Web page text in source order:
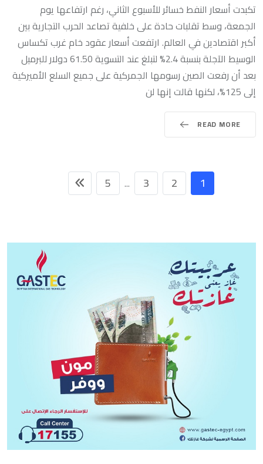
تكبدت أسعار النفط خسائر للأسبوع الثاني، رغم ارتفاعها يوم
الجمعة، وسط تقلبات حادة على خلفية تصاعد الحرب التجارية بين
أكبر اقتصادين في العالم. ارتفعت أسعار عقود خام غرب تكساس
الوسيط الآجلة بنسبة 2.4% لتبلغ عند التسوية 61.50 دولار للبرميل
بعد أن رفعت الصين رسومها الجمركية على جميع السلع الأميركية
إلى 125%، لكنها قالت إنها لن
READ MORE
1
2
3
...
5